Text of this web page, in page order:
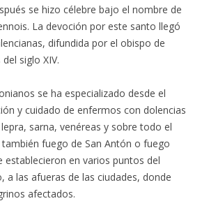
se hizo célebre bajo el nombre de
La devoción por este santo llegó
difundida por el obispo de
siglo XIV.
se ha especializado desde el
y cuidado de enfermos con dolencias
sarna, venéreas y sobre todo el
fuego de San Antón o fuego
establecieron en varios puntos del
a las afueras de las ciudades, donde
afectados.